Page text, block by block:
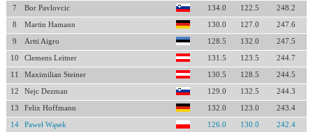
7 Bor Pavlovcic 134.0 122.5 248.2
8 Martin Hamann 130.0 127.0 247.6
9 Artti Aigro 128.5 132.0 247.5
10 Clemens Leitner 131.5 123.5 244.7
11 Maximilian Steiner 130.5 128.5 244.5
12 Nejc Dezman 129.0 132.5 244.3
13 Felix Hoffmann 132.0 123.0 243.4
14 Paweł Wąsek 126.0 130.0 242.4